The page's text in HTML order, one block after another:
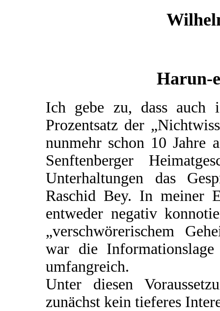
Harun-
Ich gebe zu, dass auch
Prozentsatz der
nunmehr schon 10 Jahre
Senftenberger
Unterhaltungen das
Raschid Bey. In meiner
entweder negativ
„verschwörerischem
war die
umfangreich.
Unter diesen
zunächst kein tieferes